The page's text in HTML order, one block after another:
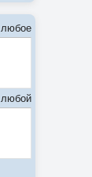
любое
любой